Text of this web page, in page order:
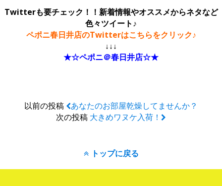
Twitterも要チェック！！新着情報やオススメからネタなど
色々ツイート♪
ペポニ春日井店のTwitterはこちらをクリック♪
↓↓↓
★☆ペポニ＠春日井店☆★
以前の投稿
あなたのお部屋乾燥してませんか？
次の投稿 大きめワヌケ入荷！
トップに戻る